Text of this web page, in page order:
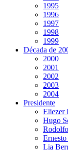
1995
1996
1997
1998
1999
Década de
2000
2001
2002
2003
2004
Presidente
Eliezer
Hugo
Ernesto
Lia